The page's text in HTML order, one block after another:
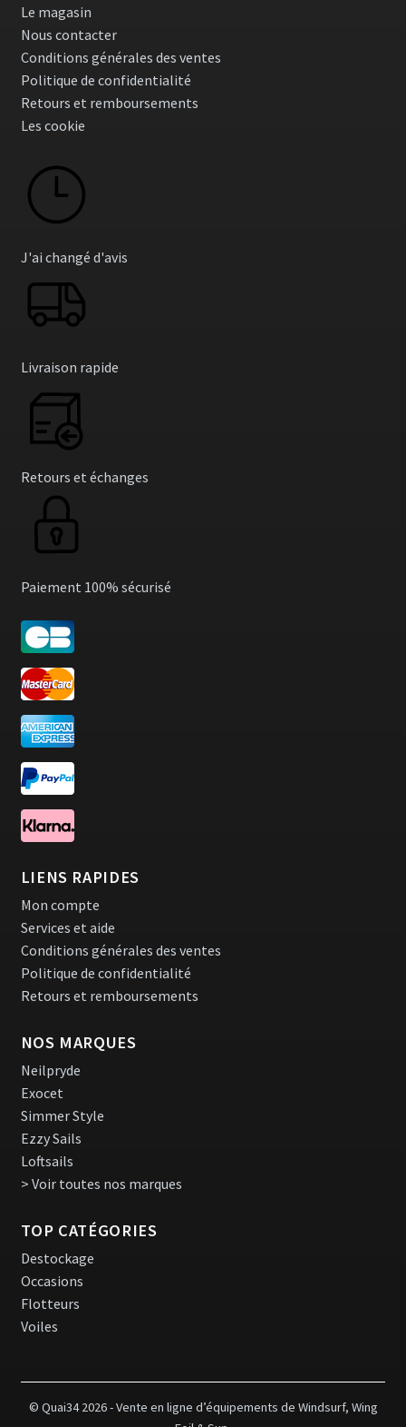
Le magasin
Nous contacter
Conditions générales des ventes
Politique de confidentialité
Retours et remboursements
Les cookie
J'ai changé d'avis
Livraison rapide
Retours et échanges
Paiement 100% sécurisé
LIENS RAPIDES
Mon compte
Services et aide
Conditions générales des ventes
Politique de confidentialité
Retours et remboursements
NOS MARQUES
Neilpryde
Exocet
Simmer Style
Ezzy Sails
Loftsails
> Voir toutes nos marques
TOP CATÉGORIES
Destockage
Occasions
Flotteurs
Voiles
© Quai34 2026 - Vente en ligne d’équipements de Windsurf, Wing